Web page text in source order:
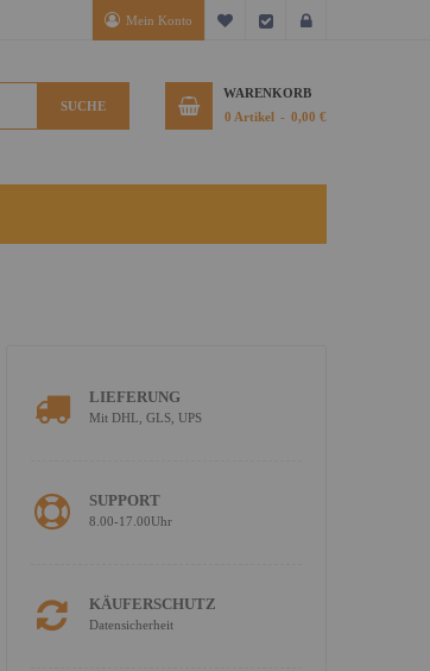
Mein Konto Mein Wunschzettel
Kasse
SUCHE
WARENKORB
0 Artikel 0,00 €
LIEFERUNG
Mit DHL, GLS, UPS
SUPPORT
8.00-17.00Uhr
KÄUFERSCHUTZ
Datensicherheit